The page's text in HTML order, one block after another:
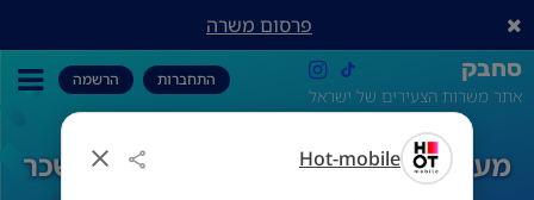
Hot-mobile
פרסום משרה
סחבק
אתר משרות הצעירים של ישראל
התחברות הרשמה
מענק של אייפון פרו מקס החדש! + שכר